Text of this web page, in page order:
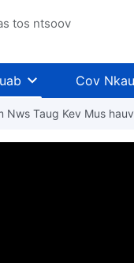
tos ntsoov
Cov
Nws Taug Kev Mus